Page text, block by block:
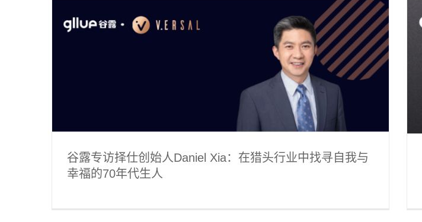
谷露专访择仕创始人Daniel Xia：在猎头行业中找寻自我与
幸福的70年代生人
谷露专访RGF PRC Rita Cui：睿智的管理者 骄傲的野心家
猎界风云志